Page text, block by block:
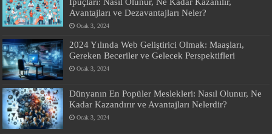
Avantajları ve Dezavantajları Neler?
Ocak 3, 2024
2024 Yılında Web Geliştirici Olmak: Maaşları,
Gereken Beceriler ve Gelecek Perspektifleri
Ocak 3, 2024
Dünyanın En Popüler Meslekleri: Nasıl Olunur, Ne
Kadar Kazandırır ve Avantajları Nelerdir?
Ocak 3, 2024